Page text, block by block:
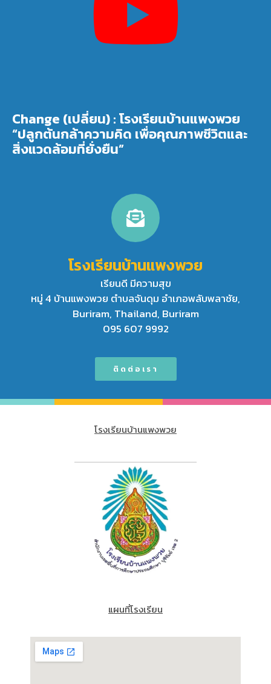
Change (เปลี่ยน) : โรงเรียนบ้านแพงพวย
“ปลูกต้นกล้าความคิด เพื่อคุณภาพชีวิตและ
สิ่งแวดล้อมที่ยั่งยืน”
โรงเรียนบ้านแพงพวย
เรียนดี มีความสุข
หมู่ 4 บ้านแพงพวย ตำบลจันดุม อำเภอพลับพลาชัย,
Buriram, Thailand, Buriram
095 607 9992
ติดต่อเรา
โรงเรียนบ้านแพงพวย
แผนที่โรงเรียน